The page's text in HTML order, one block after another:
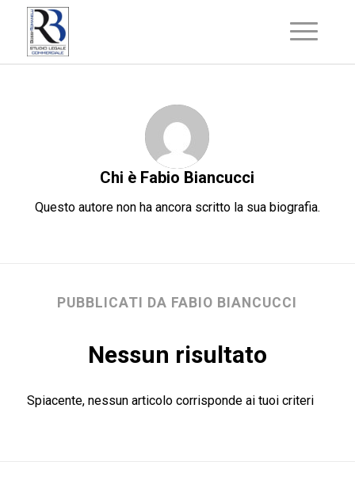
Chi è Fabio Biancucci
Questo autore non ha ancora scritto la sua biografia.
PUBBLICATI DA FABIO BIANCUCCI
Nessun risultato
Spiacente, nessun articolo corrisponde ai tuoi criteri